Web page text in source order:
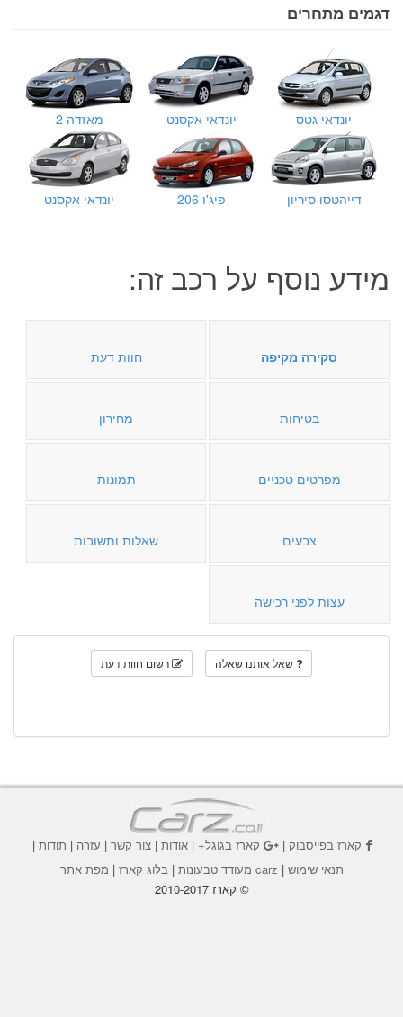
דגמים מתחרים
יונדאי גטס יונדאי אקסנט מאזדה 2
דייהטסו סיריון פיג'ו 206 יונדאי אקסנט
מידע נוסף על רכב זה:
סקירה מקיפה חוות דעת
בטיחות מחירון
מפרטים טכניים תמונות
צבעים שאלות ותשובות
עצות לפני רכישה
שאל אותנו שאלה רשום חוות דעת
קארז בפייסבוק| קארז בגוגל+|אודות |צור קשר | עזרה | תודות |
תנאי שימוש | carz מעודד טבעונות | בלוג קארז | מפת אתר
© קארז 2010-2017